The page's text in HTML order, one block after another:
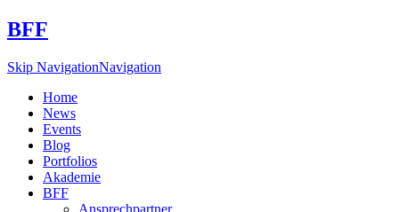
BFF
Skip NavigationNavigation
Home
News
Events
Blog
Portfolios
Akademie
BFF
Ansprechpartner